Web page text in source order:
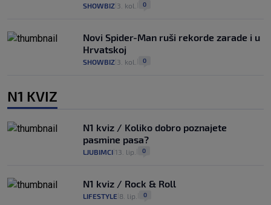
SHOWBIZ 3. kol. 0
Novi Spider-Man ruši rekorde zarade i u
Hrvatskoj
SHOWBIZ 3. kol. 0
N1 KVIZ
N1 kviz / Koliko dobro poznajete
pasmine pasa?
LJUBIMCI 13. lip. 0
N1 kviz / Rock & Roll
LIFESTYLE 8. lip. 0